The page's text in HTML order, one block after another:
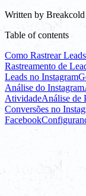
Written by Breakcold
Table of contents
Como Rastrear
Rastreamento de
Leads no Instagram
Análise do Instagram
AtividadeAnálise de
Conversões no
Facebook